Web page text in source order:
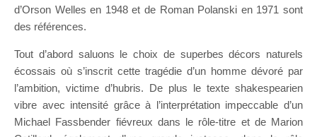
d’Orson Welles en 1948 et de Roman Polanski en 1971 sont
des références.
Tout d’abord saluons le choix de superbes décors naturels
écossais où s’inscrit cette tragédie d’un homme dévoré par
l’ambition, victime d’hubris. De plus le texte shakespearien
vibre avec intensité grâce à l’interprétation impeccable d’un
Michael Fassbender fiévreux dans le rôle-titre et de Marion